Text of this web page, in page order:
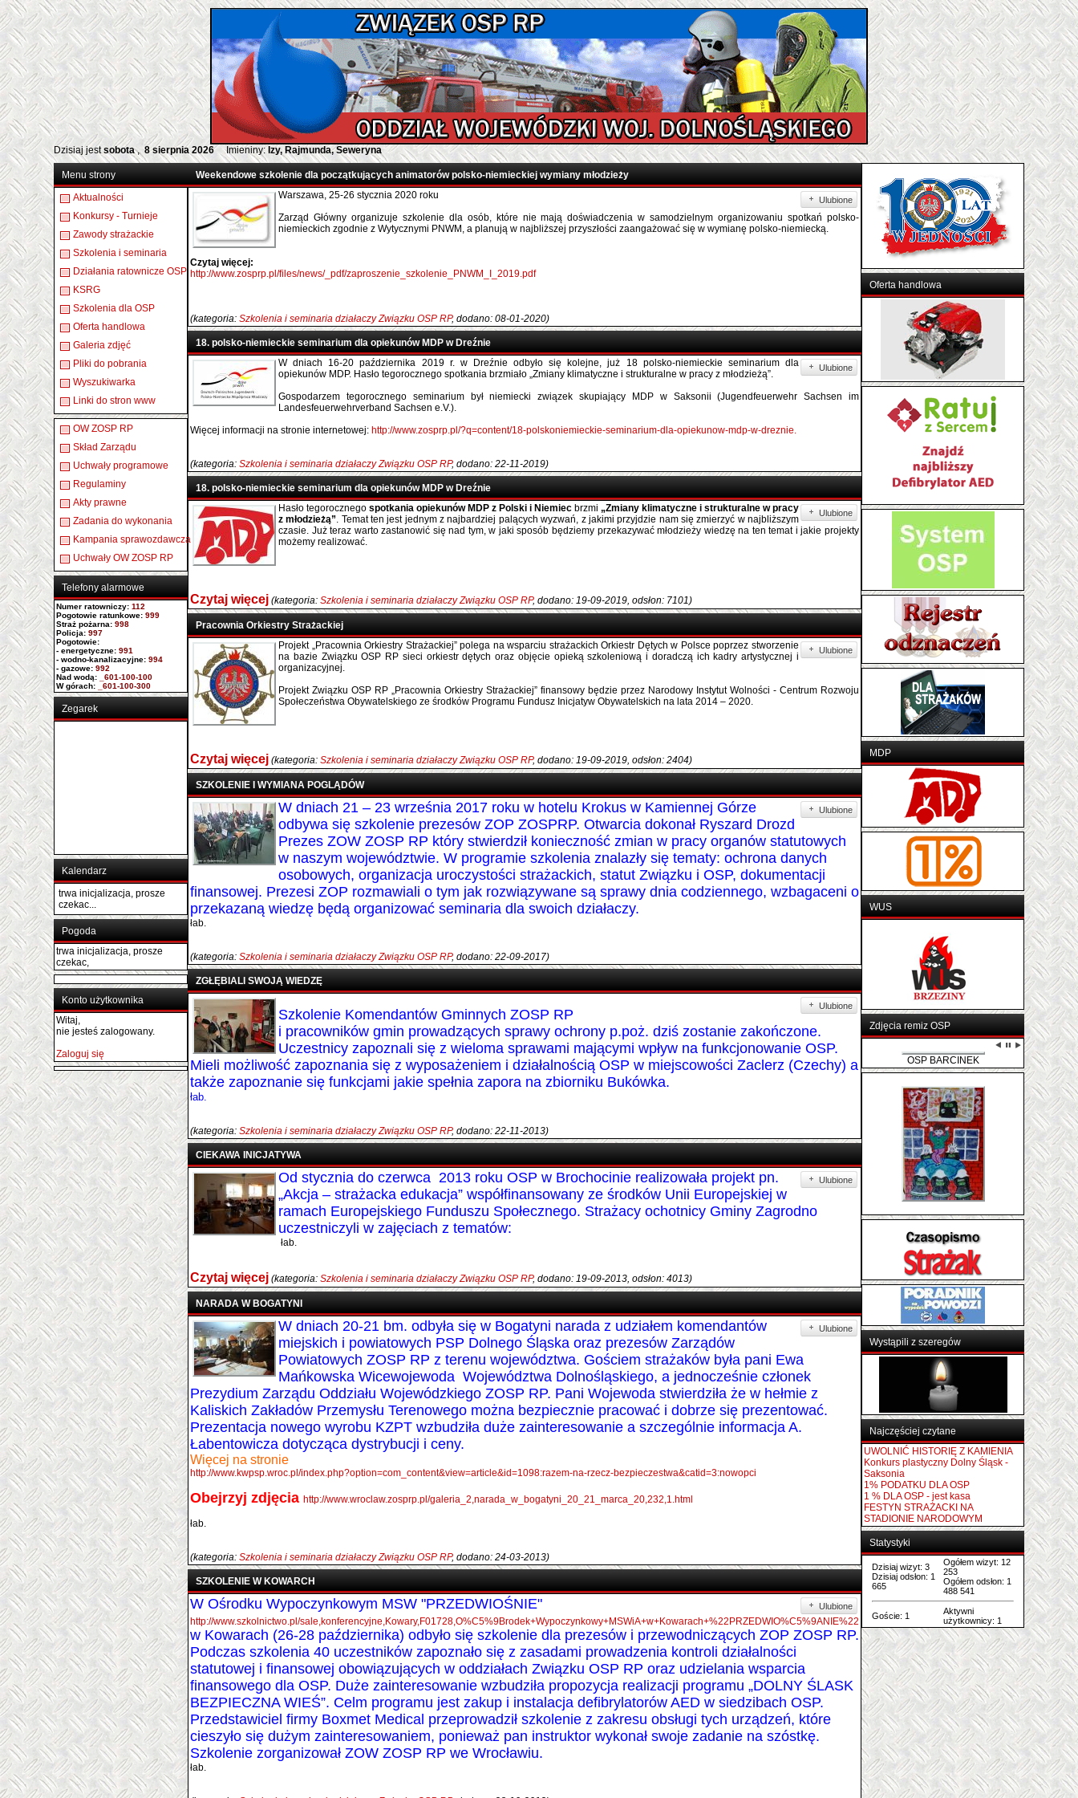
Dzisiaj jestsobota,8 sierpnia 2026 Imieniny: Izy, Rajmunda, Seweryna
Menu strony
Aktualności
Konkursy - Turnieje
Zawody strażackie
Szkolenia i seminaria
Działania ratownicze OSP
KSRG
Szkolenia dla OSP
Oferta handlowa
Galeria zdjęć
Pliki do pobrania
Wyszukiwarka
Linki do stron www
OW ZOSP RP
Skład Zarządu
Uchwały programowe
Regulaminy
Akty prawne
Zadania do wykonania
Kampania sprawozdawcza
Uchwały OW ZOSP RP
Telefony alarmowe
Numer ratowniczy: 112
Pogotowie ratunkowe: 999
Straż pożarna: 998
Policja: 997
Pogotowie:
- energetyczne: 991
- wodno-kanalizacyjne: 994
- gazowe: 992
Nad wodą: _601-100-100
W górach: _601-100-300
Zegarek
Kalendarz
trwa inicjalizacja, prosze
czekac...
Pogoda
trwa inicjalizacja, prosze
czekac,
Konto użytkownika
Witaj,
nie jesteś zalogowany.
Zaloguj się
Weekendowe szkolenie dla początkujących animatorów polsko-niemieckiej wymiany młodzieży
Ulubione
Warszawa, 25-26 stycznia 2020 roku
Zarząd Główny organizuje szkolenie dla osób, które nie mają doświadczenia w samodzielnym organizowaniu spotkań polsko-
niemieckich zgodnie z Wytycznymi PNWM, a planują w najbliższej przyszłości zaangażować się w wymianę polsko-niemiecką.
Czytaj więcej:
http://www.zosprp.pl/files/news/_pdf/zaproszenie_szkolenie_PNWM_I_2019.pdf
(kategoria: Szkolenia i seminaria działaczy Związku OSP RP, dodano: 08-01-2020)
18. polsko-niemieckie seminarium dla opiekunów MDP w Dreźnie
Ulubione
W dniach 16-20 października 2019 r. w Dreźnie odbyło się kolejne, już 18 polsko-niemieckie seminarium dla
opiekunów MDP. Hasło tegorocznego spotkania brzmiało „Zmiany klimatyczne i strukturalne w pracy z młodzieżą”.
Gospodarzem tegorocznego seminarium był niemiecki związek skupiający MDP w Saksonii (Jugendfeuerwehr Sachsen im
Landesfeuerwehrverband Sachsen e.V.).
Więcej informacji na stronie internetowej: http://www.zosprp.pl/?q=content/18-polskoniemieckie-seminarium-dla-opiekunow-mdp-w-dreznie.
(kategoria: Szkolenia i seminaria działaczy Związku OSP RP, dodano: 22-11-2019)
18. polsko-niemieckie seminarium dla opiekunów MDP w Dreźnie
Ulubione
Hasło tegorocznego spotkania opiekunów MDP z Polski i Niemiec brzmi „Zmiany klimatyczne i strukturalne w pracy
z młodzieżą”. Temat ten jest jednym z najbardziej palących wyzwań, z jakimi przyjdzie nam się zmierzyć w najbliższym
czasie. Już teraz warto zastanowić się nad tym, w jaki sposób będziemy przekazywać młodzieży wiedzę na ten temat i jakie projekty
możemy realizować.
Czytaj więcej (kategoria: Szkolenia i seminaria działaczy Związku OSP RP, dodano: 19-09-2019, odsłon: 7101)
Pracownia Orkiestry Strażackiej
Ulubione
Projekt „Pracownia Orkiestry Strażackiej” polega na wsparciu strażackich Orkiestr Dętych w Polsce poprzez stworzenie
na bazie Związku OSP RP sieci orkiestr dętych oraz objęcie opieką szkoleniową i doradczą ich kadry artystycznej i
organizacyjnej.
Projekt Związku OSP RP „Pracownia Orkiestry Strażackiej” finansowy będzie przez Narodowy Instytut Wolności - Centrum Rozwoju
Społeczeństwa Obywatelskiego ze środków Programu Fundusz Inicjatyw Obywatelskich na lata 2014 – 2020.
Czytaj więcej (kategoria: Szkolenia i seminaria działaczy Związku OSP RP, dodano: 19-09-2019, odsłon: 2404)
SZKOLENIE I WYMIANA POGLĄDÓW
Ulubione
W dniach 21 – 23 września 2017 roku w hotelu Krokus w Kamiennej Górze
odbywa się szkolenie prezesów ZOP ZOSPRP. Otwarcia dokonał Ryszard Drozd
Prezes ZOW ZOSP RP który stwierdził konieczność zmian w pracy organów statutowych
w naszym województwie. W programie szkolenia znalazły się tematy: ochrona danych
osobowych, organizacja uroczystości strażackich, statut Związku i OSP, dokumentacji
finansowej. Prezesi ZOP rozmawiali o tym jak rozwiązywane są sprawy dnia codziennego, wzbagaceni o
przekazaną wiedzę będą organizować seminaria dla swoich działaczy.
łab.
(kategoria: Szkolenia i seminaria działaczy Związku OSP RP, dodano: 22-09-2017)
ZGŁĘBIALI SWOJĄ WIEDZĘ
Ulubione
Szkolenie Komendantów Gminnych ZOSP RP
i pracowników gmin prowadzących sprawy ochrony p.poż. dziś zostanie zakończone.
Uczestnicy zapoznali się z wieloma sprawami mającymi wpływ na funkcjonowanie OSP.
Mieli możliwość zapoznania się z wyposażeniem i działalnością OSP w miejscowości Zaclerz (Czechy) a
także zapoznanie się funkcjami jakie spełnia zapora na zbiorniku Bukówka.
łab.
(kategoria: Szkolenia i seminaria działaczy Związku OSP RP, dodano: 22-11-2013)
CIEKAWA INICJATYWA
Ulubione
Od stycznia do czerwca 2013 roku OSP w Brochocinie realizowała projekt pn.
„Akcja – strażacka edukacja” współfinansowany ze środków Unii Europejskiej w
ramach Europejskiego Funduszu Społecznego. Strażacy ochotnicy Gminy Zagrodno
uczestniczyli w zajęciach z tematów:
łab.
Czytaj więcej (kategoria: Szkolenia i seminaria działaczy Związku OSP RP, dodano: 19-09-2013, odsłon: 4013)
NARADA W BOGATYNI
Ulubione
W dniach 20-21 bm. odbyła się w Bogatyni narada z udziałem komendantów
miejskich i powiatowych PSP Dolnego Śląska oraz prezesów Zarządów
Powiatowych ZOSP RP z terenu województwa. Gościem strażaków była pani Ewa
Mańkowska Wicewojewoda Województwa Dolnośląskiego, a jednocześnie członek
Prezydium Zarządu Oddziału Wojewódzkiego ZOSP RP. Pani Wojewoda stwierdziła że w hełmie z
Kaliskich Zakładów Przemysłu Terenowego można bezpiecznie pracować i dobrze się prezentować.
Prezentacja nowego wyrobu KZPT wzbudziła duże zainteresowanie a szczególnie informacja A.
Łabentowicza dotycząca dystrybucji i ceny.
Więcej na stronie
http://www.kwpsp.wroc.pl/index.php?option=com_content&view=article&id=1098:razem-na-rzecz-bezpieczestwa&catid=3:nowopci
Obejrzyj zdjęcia http://www.wroclaw.zosprp.pl/galeria_2,narada_w_bogatyni_20_21_marca_20,232,1.html
łab.
(kategoria: Szkolenia i seminaria działaczy Związku OSP RP, dodano: 24-03-2013)
SZKOLENIE W KOWARCH
Ulubione
W Ośrodku Wypoczynkowym MSW "PRZEDWIOŚNIE"
http://www.szkolnictwo.pl/sale,konferencyjne,Kowary,F01728,O%C5%9Brodek+Wypoczynkowy+MSWiA+w+Kowarach+%22PRZEDWIO%C5%9ANIE%22
w Kowarach (26-28 października) odbyło się szkolenie dla prezesów i przewodniczących ZOP ZOSP RP.
Podczas szkolenia 40 uczestników zapoznało się z zasadami prowadzenia kontroli działalności
statutowej i finansowej obowiązujących w oddziałach Związku OSP RP oraz udzielania wsparcia
finansowego dla OSP. Duże zainteresowanie wzbudziła propozycja realizacji programu „DOLNY ŚLASK
BEZPIECZNA WIEŚ”. Celm programu jest zakup i instalacja defibrylatorów AED w siedzibach OSP.
Przedstawiciel firmy Boxmet Medical przeprowadził szkolenie z zakresu obsługi tych urządzeń, które
cieszyło się dużym zainteresowaniem, ponieważ pan instruktor wykonał swoje zadanie na szóstkę.
Szkolenie zorganizował ZOW ZOSP RP we Wrocławiu.
łab.
Oferta handlowa
MDP
WUS
Zdjęcia remiz OSP
OSP BARCINEK
Wystąpili z szeregów
Najczęściej czytane
UWOLNIĆ HISTORIĘ Z KAMIENIA
Konkurs plastyczny Dolny Śląsk -
Saksonia
1% PODATKU DLA OSP
1 % DLA OSP - jest kasa
FESTYN STRAŻACKI NA
STADIONIE NARODOWYM
Statystyki
Dzisiaj wizyt: 3
Dzisiaj odsłon: 1
665
Ogółem wizyt: 12
253
Ogółem odsłon: 1
488 541
Goście: 1
Aktywni
użytkownicy: 1